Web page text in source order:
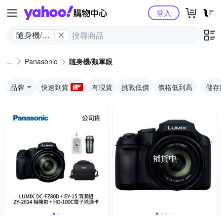
Yahoo購物中心
隨身機/類
登入
Panasonic 隨身機/類單眼
品牌 快速到貨 有現貨 挑戰低價 價格低到高 儲
補貨中